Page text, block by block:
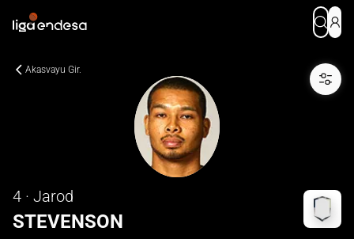
Akasvayu Gir.
4 · Jarod
STEVENSON